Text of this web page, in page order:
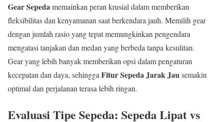
Gear Sepeda memainkan peran krusial dalam memberikan
fleksibilitas dan kenyamanan saat berkendara jauh. Memilih gear
dengan jumlah rasio yang tepat memungkinkan pengendara
mengatasi tanjakan dan medan yang berbeda tanpa kesulitan.
Gear yang lebih banyak memberikan opsi dalam pengaturan
kecepatan dan daya, sehingga Fitur Sepeda Jarak Jau semakin
optimal dan perjalanan terasa lebih ringan.
Evaluasi Tipe Sepeda: Sepeda Lipat vs